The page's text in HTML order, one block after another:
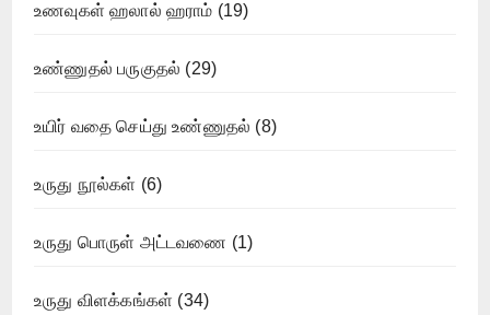
உணவுகள் ஹலால் ஹராம் (19)
உண்ணுதல் பருகுதல் (29)
உயிர் வதை செய்து உண்ணுதல் (8)
உருது நூல்கள் (6)
உருது பொருள் அட்டவணை (1)
உருது விளக்கங்கள் (34)